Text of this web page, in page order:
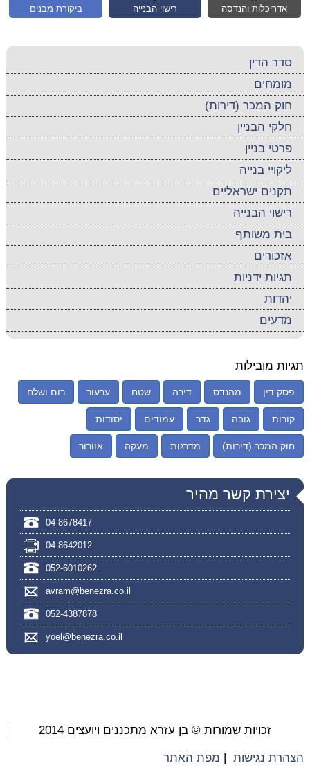
ביקורת מבנים רישוי הבנייה אדריכלות והנדסה
סדר הדין
מומחים
חוק המכר (דירות)
חלקי הבניין
פרטי בניין
ליקויי בנייה
תקנים ישראליים
רישוי הבנייה
בית משותף
אזכורים
תגיות ידניות
יהדות
מדעים
תגיות מובילות
פסק דין מהנדס דירה שטח ערעור רום ושלח
קורות גובה גדר עמודים יסודות
חוק המכר (דירות) מדרגות מעקה אוורור
יצירת קשר מהיר
04-8678417
04-8642012
052-6010262
avram@benezra.co.il
052-4387878
yoel@benezra.co.il
זכויות שמורות © בן עזרא מתכננים ויועצים 2014
הצהרת נגישות| מפת האתר